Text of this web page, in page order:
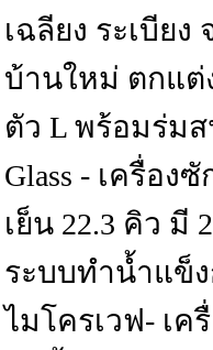
เฉลียง ระเบีย
บ้านใหม่ ตกแต่
ตัว L พร้อมร่มส
Glass - เครื่อง
เย็น 22.3 คิว มี
ระบบทำน้ำแข็
ไมโครเวฟ- เค